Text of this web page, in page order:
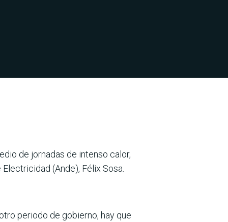
de jornadas de intenso calor,
(Ande), Félix Sosa.
periodo de gobierno, hay que